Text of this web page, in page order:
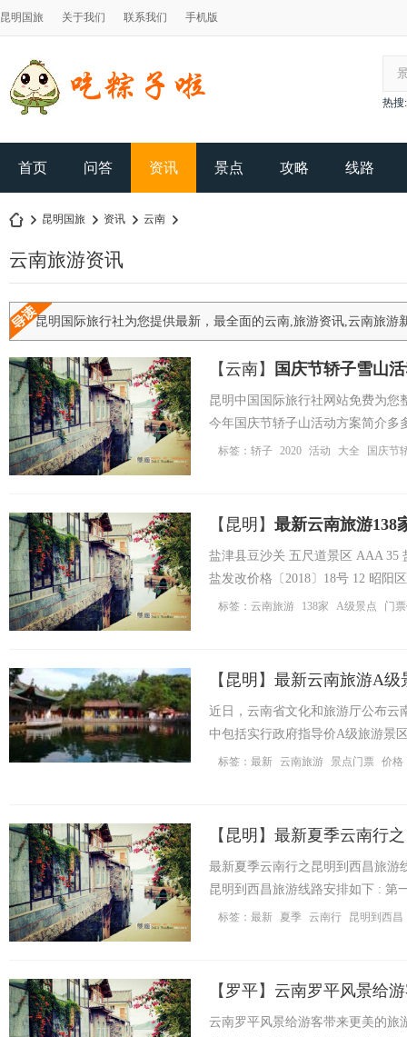
昆明国旅 关于我们 联系我们 手机版
热搜:
首页 问答 资讯 景点 攻略 线路
明
国
国
昆明国旅 资讯 云南
云南旅游资讯
昆明国际旅行社为您提供最新，最全面的云南,旅游资讯,云南旅游
【 云南】 国庆节轿子雪山
昆明中国国际旅行社网站免费为您
今年国庆节轿子山活动方案简介多
标签： 轿子 2020 活动 大全 国庆节
【 昆明 】 最新云南旅游138
盐津县豆沙关 五尺道景区 AAA 35
盐发改价格〔2018〕18号 12 昭阳
门票 ...
标签： 云南旅游 138家 A级景点 门
【 昆明 】 最新云南旅游A级
近日，云南省文化和旅游厅公布云
中包括实行政府指导价A级旅游景
...标签： 最新 云南旅游 景点门票 价格
【 昆明 】 最新夏季云南行
最新夏季云南行之昆明到西昌旅游
昆明到西昌旅游线路安排如下 : 第
里的地质风貌，然后再前进 ...
标签： 最新 夏季 云南行 昆明到西昌
【 罗平】 云南罗平风景给
云南罗平风景给游客带来更美的旅